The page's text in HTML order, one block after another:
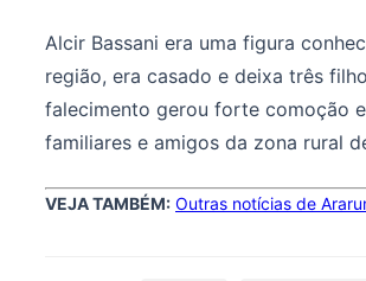
Alcir Bassani era uma figura
região, era casado e deixa três
falecimento gerou forte comoção
familiares e amigos da zona rural
VEJA TAMBÉM: Outras notícias de